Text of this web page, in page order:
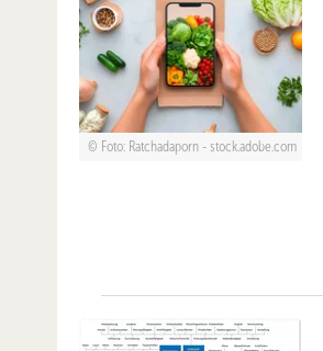
Foto: Ratchadaporn - stock.adobe.com